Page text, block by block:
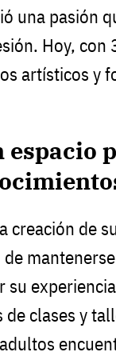
una pasión
Hoy, con
artísticos y
espacio
creación de
de clases y